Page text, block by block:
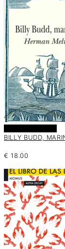
BILLY BUDD,
€ 18.00